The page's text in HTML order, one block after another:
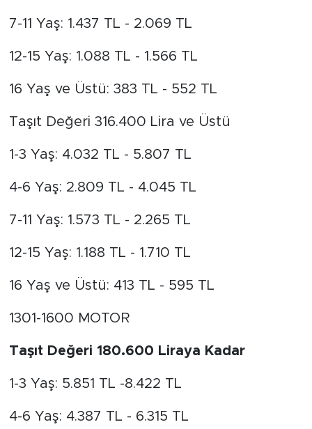
7-11 Yaş: 1.437 TL - 2.069 TL
12-15 Yaş: 1.088 TL - 1.566 TL
16 Yaş ve Üstü: 383 TL - 552 TL
Taşıt Değeri 316.400 Lira ve Üstü
1-3 Yaş: 4.032 TL - 5.807 TL
4-6 Yaş: 2.809 TL - 4.045 TL
7-11 Yaş: 1.573 TL - 2.265 TL
12-15 Yaş: 1.188 TL - 1.710 TL
16 Yaş ve Üstü: 413 TL - 595 TL
1301-1600 MOTOR
Taşıt Değeri 180.600 Liraya Kadar
1-3 Yaş: 5.851 TL -8.422 TL
4-6 Yaş: 4.387 TL - 6.315 TL